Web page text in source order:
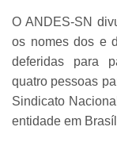
O ANDES-SN
os nomes dos e
deferidas para
quatro pessoas
Sindicato
entidade em